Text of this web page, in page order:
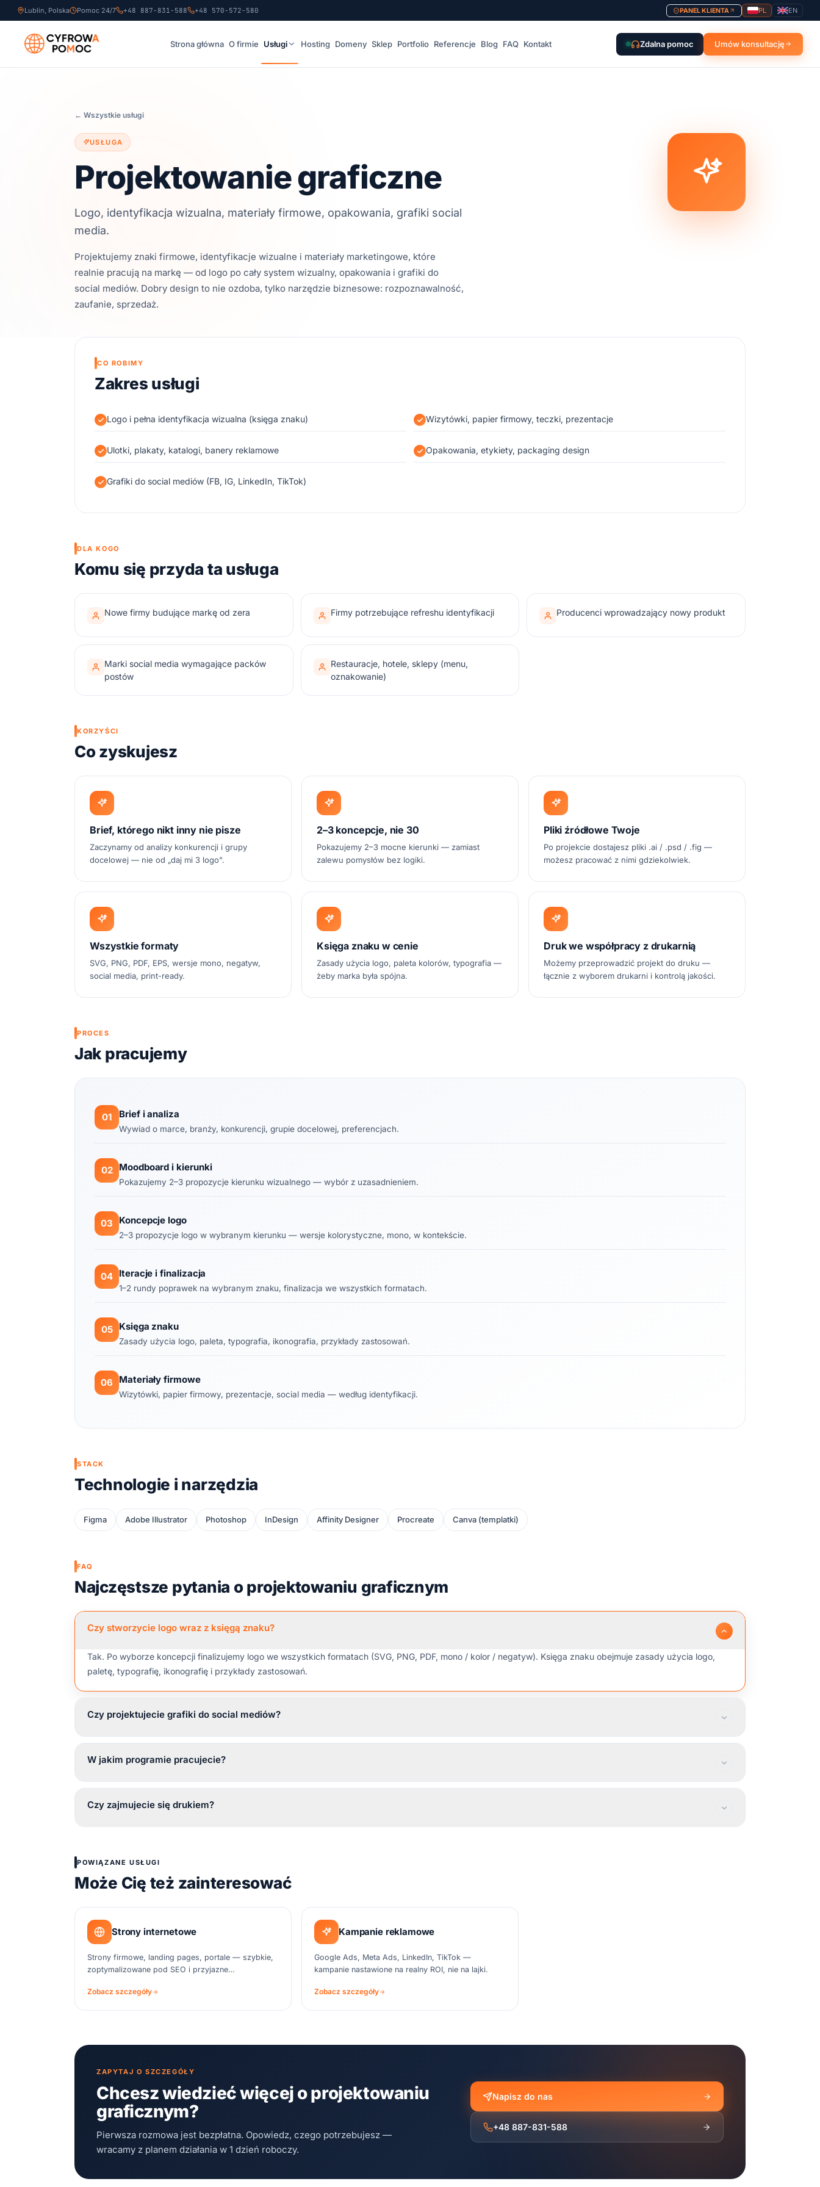
Lublin, Polska Pomoc 24/7 +48 887-831-588 +48 570-572-580 PANEL KLIENTA PL EN
Strona główna O firmie Usługi Hosting Domeny Sklep Portfolio Referencje Blog FAQ Kontakt Zdalna pomoc Umów konsultację
← Wszystkie usługi
USŁUGA
Projektowanie graficzne
Logo, identyfikacja wizualna, materiały firmowe, opakowania, grafiki social
media.
Projektujemy znaki firmowe, identyfikacje wizualne i materiały marketingowe, które
realnie pracują na markę — od logo po cały system wizualny, opakowania i grafiki do
social mediów. Dobry design to nie ozdoba, tylko narzędzie biznesowe: rozpoznawalność,
zaufanie, sprzedaż.
CO ROBIMY
Zakres usługi
Logo i pełna identyfikacja wizualna (księga znaku) Wizytówki, papier firmowy, teczki, prezentacje
Ulotki, plakaty, katalogi, banery reklamowe Opakowania, etykiety, packaging design
Grafiki do social mediów (FB, IG, LinkedIn, TikTok)
DLA KOGO
Komu się przyda ta usługa
Nowe firmy budujące markę od zera Firmy potrzebujące refreshu identyfikacji Producenci wprowadzający nowy produkt
Marki social media wymagające packów
postów
Restauracje, hotele, sklepy (menu,
oznakowanie)
KORZYŚCI
Co zyskujesz
Brief, którego nikt inny nie pisze
Zaczynamy od analizy konkurencji i grupy
docelowej — nie od „daj mi 3 logo".
2–3 koncepcje, nie 30
Pokazujemy 2–3 mocne kierunki — zamiast
zalewu pomysłów bez logiki.
Pliki źródłowe Twoje
Po projekcie dostajesz pliki .ai / .psd / .fig —
możesz pracować z nimi gdziekolwiek.
Wszystkie formaty
SVG, PNG, PDF, EPS, wersje mono, negatyw,
social media, print-ready.
Księga znaku w cenie
Zasady użycia logo, paleta kolorów, typografia —
żeby marka była spójna.
Druk we współpracy z drukarnią
Możemy przeprowadzić projekt do druku —
łącznie z wyborem drukarni i kontrolą jakości.
PROCES
Jak pracujemy
01 Brief i analiza
Wywiad o marce, branży, konkurencji, grupie docelowej, preferencjach.
02 Moodboard i kierunki
Pokazujemy 2–3 propozycje kierunku wizualnego — wybór z uzasadnieniem.
03 Koncepcje logo
2–3 propozycje logo w wybranym kierunku — wersje kolorystyczne, mono, w kontekście.
04 Iteracje i finalizacja
1–2 rundy poprawek na wybranym znaku, finalizacja we wszystkich formatach.
05 Księga znaku
Zasady użycia logo, paleta, typografia, ikonografia, przykłady zastosowań.
06 Materiały firmowe
Wizytówki, papier firmowy, prezentacje, social media — według identyfikacji.
STACK
Technologie i narzędzia
Figma Adobe Illustrator Photoshop InDesign Affinity Designer Procreate Canva (templatki)
FAQ
Najczęstsze pytania o projektowaniu graficznym
Czy stworzycie logo wraz z księgą znaku?
Tak. Po wyborze koncepcji finalizujemy logo we wszystkich formatach (SVG, PNG, PDF, mono / kolor / negatyw). Księga znaku obejmuje zasady użycia logo,
paletę, typografię, ikonografię i przykłady zastosowań.
Czy projektujecie grafiki do social mediów?
W jakim programie pracujecie?
Czy zajmujecie się drukiem?
POWIĄZANE USŁUGI
Może Cię też zainteresować
Strony internetowe
Strony firmowe, landing pages, portale — szybkie,
zoptymalizowane pod SEO i przyjazne
Zobacz szczegóły
Kampanie reklamowe
Google Ads, Meta Ads, LinkedIn, TikTok —
kampanie nastawione na realny ROI, nie na lajki.
Zobacz szczegóły
ZAPYTAJ O SZCZEGÓŁY
Chcesz wiedzieć więcej o projektowaniu
graficznym?
Pierwsza rozmowa jest bezpłatna. Opowiedz, czego potrzebujesz —
wracamy z planem działania w 1 dzień roboczy.
Napisz do nas
+48 887-831-588